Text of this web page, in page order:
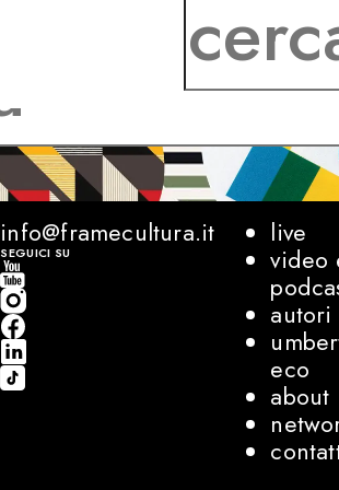
info@framecultura.it
SEGUICI SU
live
video
autori
eco
about